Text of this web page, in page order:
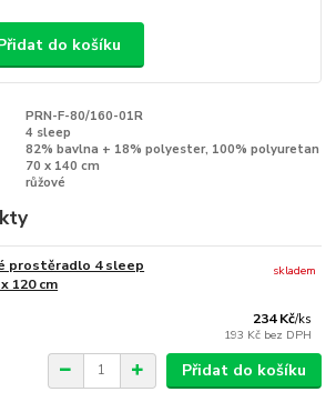
do košíku
PRN-F-80/160-01R
4 sleep
82% bavlna + 18% polyester, 100% polyuretan
70 x 140 cm
růžové
prostěradlo 4 sleep
120 cm
234 Kč/ks
193 Kč bez DPH
skladem
Přidat do košíku